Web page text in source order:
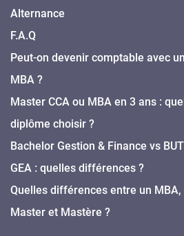
Alternance
F.A.Q
Peut-on devenir comptable avec un
MBA ?
Master CCA ou MBA en 3 ans : quel
diplôme choisir ?
Bachelor Gestion & Finance vs BUT
GEA : quelles différences ?
Quelles différences entre un MBA,
Master et Mastère ?